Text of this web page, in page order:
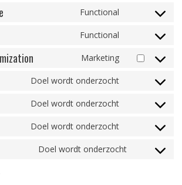
intercom-
Functional
Consent
google-
Functional
Consent
wordfence
Marketing
Consent
google-
optimization
Doel wordt onderzocht
Consent
google-
Doel wordt onderzocht
Consent
google-
Doel wordt onderzocht
Consent
Doel wordt onderzocht
Consent